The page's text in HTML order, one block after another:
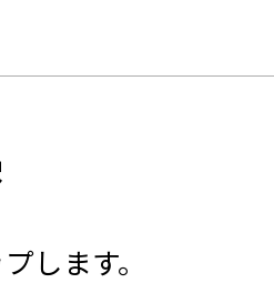
します。